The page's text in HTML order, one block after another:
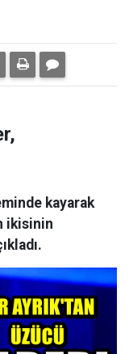
kayarak
ikisinin